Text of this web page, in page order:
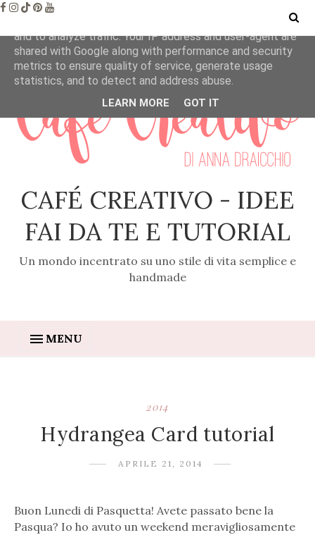
CAFÉ CREATIVO - IDEE
FAI DA TE E TUTORIAL
Un mondo incentrato su uno stile di vita semplice e
handmade
MENU
2014
Hydrangea Card tutorial
APRILE 21, 2014
Buon Lunedi di Pasquetta! Avete passato bene la
Pasqua? Io ho avuto un weekend meravigliosamente
This site uses cookies from Google to deliver its services
and to analyze traffic. Your IP address and user-agent are
shared with Google along with performance and security
metrics to ensure quality of service, generate usage
statistics, and to detect and address abuse.
LEARN MORE GOT IT